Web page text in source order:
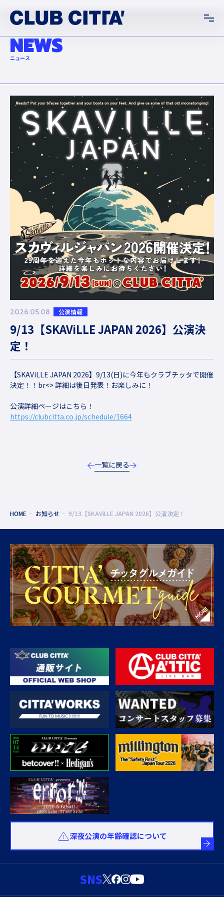
NEWS
ニュース
2026.05.08 公演情報
9/13【SKAViLLE JAPAN 2026】公演決
定！
【SKAViLLE JAPAN 2026】9/13(日)に今年もクラブチッタで開催
決定！！br<> 詳細は後日発表！お楽しみに！
公演詳細ページはこちら！
https://clubcitta.co.jp/schedule/1664
一覧に戻る
HOME お知らせ 9/13【SKAViLLE JAPAN 2026】公演決定！
深夜公演の年齢確認について
SNS